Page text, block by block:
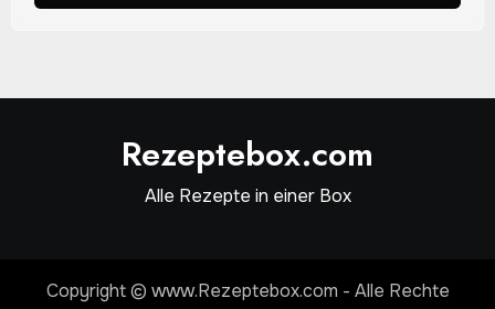
Rezeptebox.com
Alle Rezepte in einer Box
Copyright © www.Rezeptebox.com - Alle Rechte